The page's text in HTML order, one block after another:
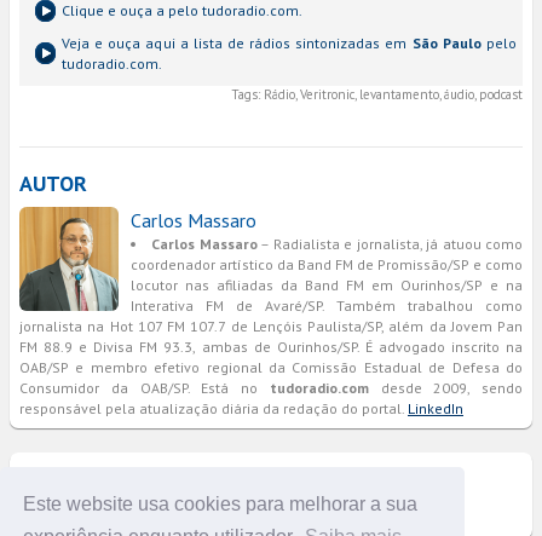
Este website usa cookies para melhorar a sua
Clique e ouça a pelo tudoradio.com.
Veja e ouça aqui a lista de rádios sintonizadas em São Paulopelo
tudoradio.com.
Tags: Rádio, Veritronic, levantamento, áudio, podcast
AUTOR
Carlos Massaro
Carlos Massaro– Radialista e jornalista, já atuou como
coordenador artístico da Band FM de Promissão/SP e como
locutor nas afiliadas da Band FM em Ourinhos/SP e na
Interativa FM de Avaré/SP. Também trabalhou como
jornalista na Hot 107 FM 107.7 de Lençóis Paulista/SP, além da Jovem Pan
FM 88.9 e Divisa FM 93.3, ambas de Ourinhos/SP. É advogado inscrito na
OAB/SP e membro efetivo regional da Comissão Estadual de Defesa do
Consumidor da OAB/SP. Está no tudoradio.comdesde 2009, sendo
responsável pela atualização diária da redação do portal. LinkedIn